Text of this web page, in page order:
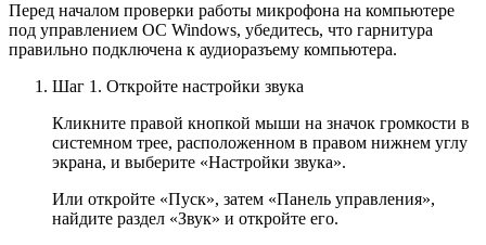
Перед началом проверки работы микрофона на компьютере
под управлением ОС Windows, убедитесь, что гарнитура
правильно подключена к аудиоразъему компьютера.
Шаг 1. Откройте настройки звука
Кликните правой кнопкой мыши на значок громкости в
системном трее, расположенном в правом нижнем углу
экрана, и выберите «Настройки звука».
Или откройте «Пуск», затем «Панель управления»,
найдите раздел «Звук» и откройте его.